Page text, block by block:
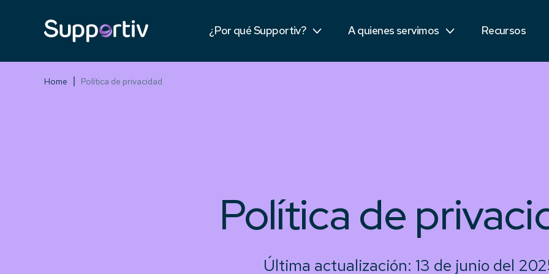
¿Por qué Supportiv?
Contra competidores A quienes servimos
Estudiantes Recursos
Home Política de privacidad
Política de
Última actualización: 13 de junio del